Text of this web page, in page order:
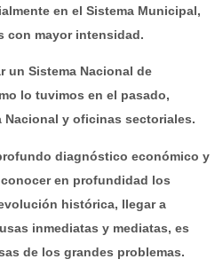
en el Sistema Municipal,
con mayor intensidad.
un Sistema Nacional de
lo tuvimos en el pasado,
y oficinas sectoriales.
diagnóstico económico y
en profundidad los
histórica, llegar a
inmediatas y mediatas, es
de los grandes problemas.